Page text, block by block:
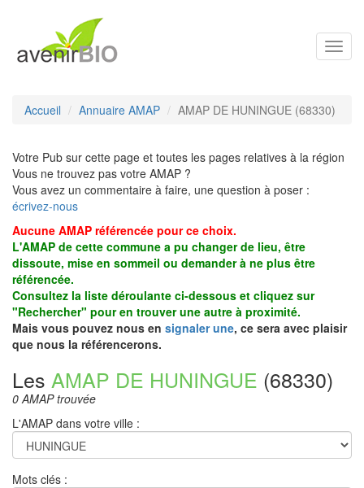
Accueil Annuaire AMAP AMAP DE HUNINGUE (68330)
Votre Pub sur cette page et toutes les pages relatives à la région
Vous ne trouvez pas votre AMAP ?
Vous avez un commentaire à faire, une question à poser :
écrivez-nous
Aucune AMAP référencée pour ce choix.
L'AMAP de cette commune a pu changer de lieu, être
dissoute, mise en sommeil ou demander à ne plus être
référencée.
Consultez la liste déroulante ci-dessous et cliquez sur
"Rechercher" pour en trouver une autre à proximité.
Mais vous pouvez nous en signaler une, ce sera avec plaisir
que nous la référencerons.
Les AMAP DE HUNINGUE (68330)
0 AMAP trouvée
L'AMAP dans votre ville :
Mots clés :